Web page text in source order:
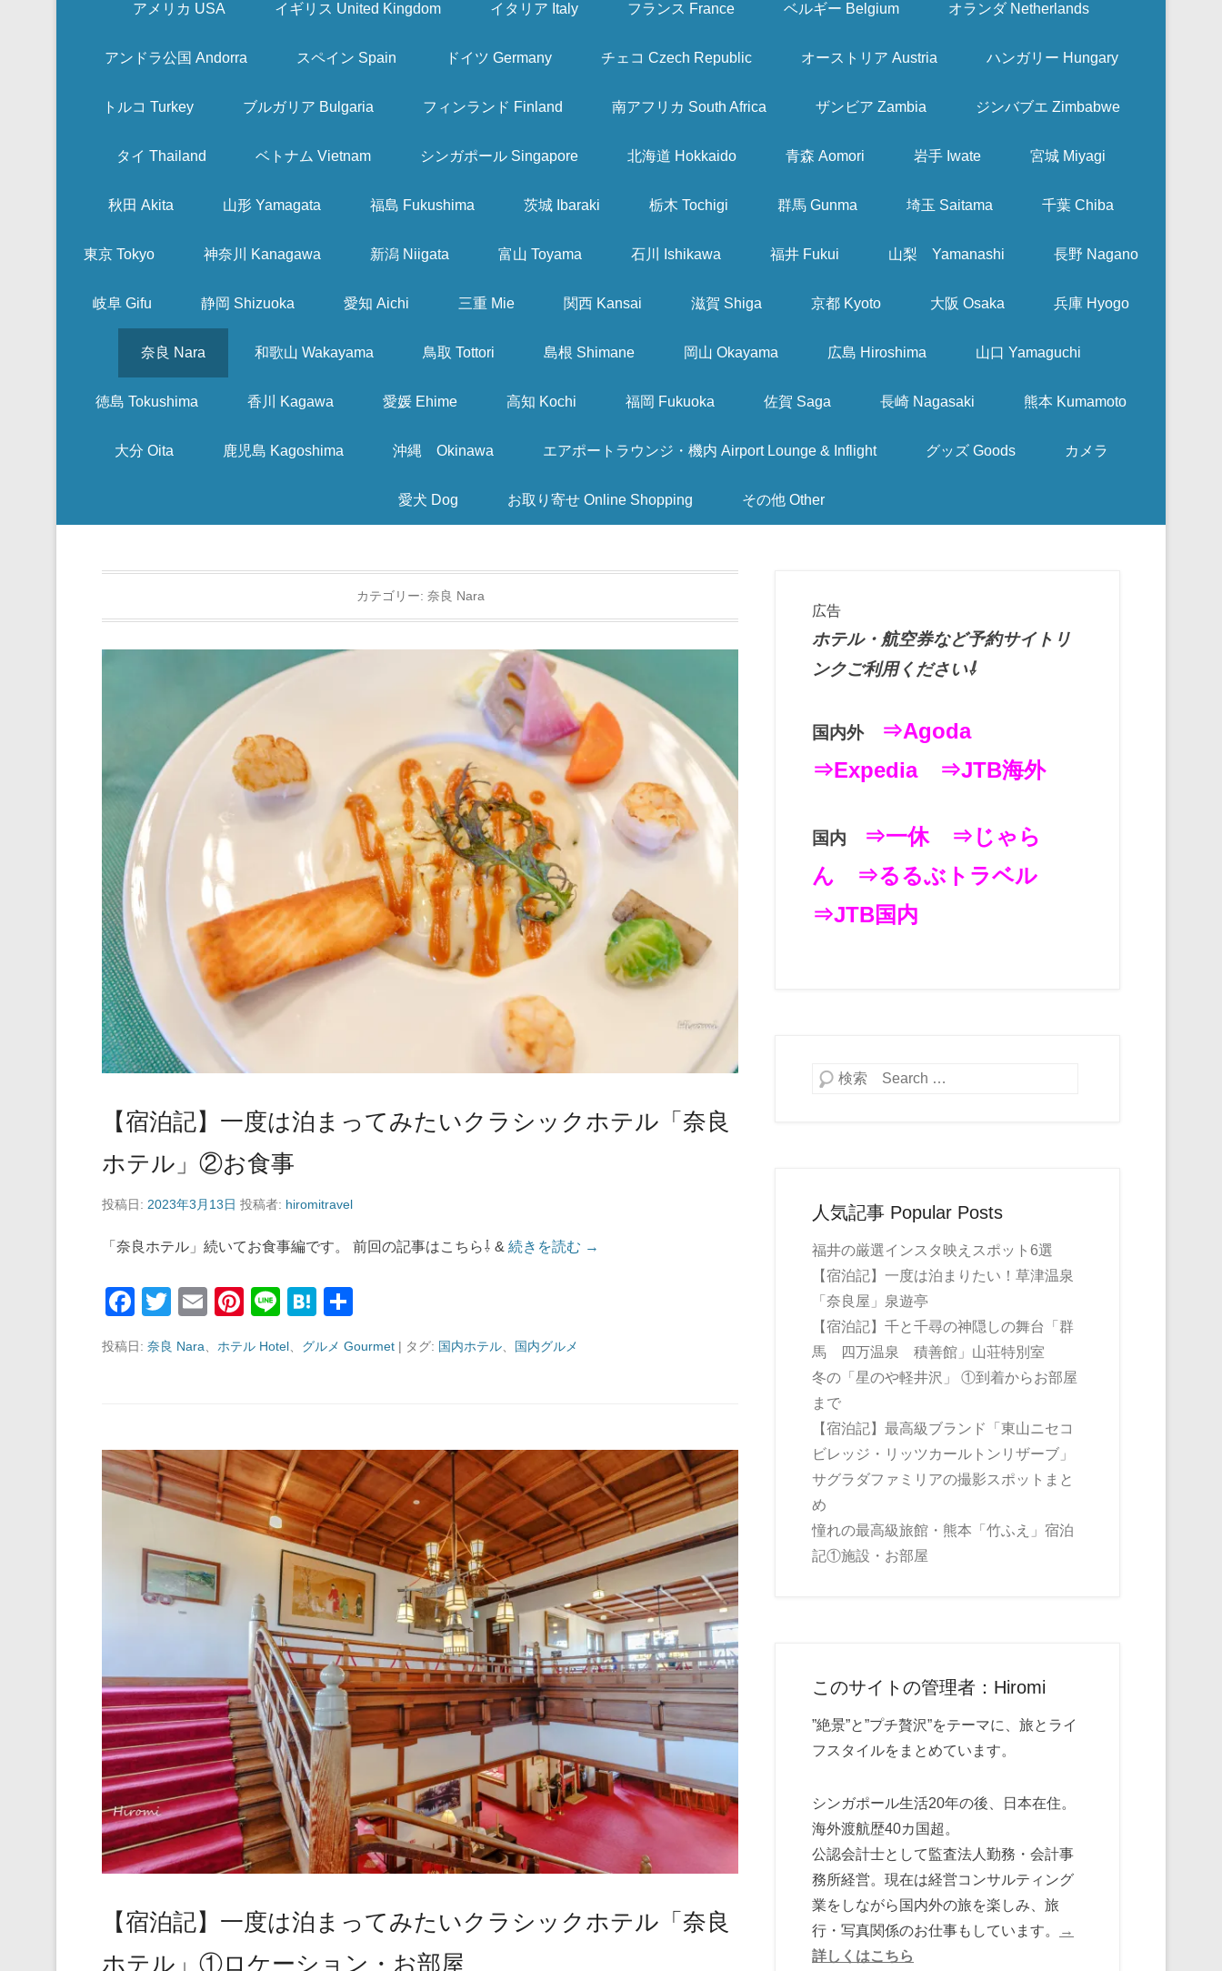
アメリカ USA イギリス United Kingdom イタリア Italy フランス France ベルギー Belgium オランダ Netherlands
アンドラ公国 Andorra スペイン Spain ドイツ Germany チェコ Czech Republic オーストリア Austria ハンガリー Hungary
トルコ Turkey ブルガリア Bulgaria フィンランド Finland 南アフリカ South Africa ザンビア Zambia ジンバブエ Zimbabwe
タイ Thailand ベトナム Vietnam シンガポール Singapore 北海道 Hokkaido 青森 Aomori 岩手 Iwate 宮城 Miyagi
秋田 Akita 山形 Yamagata 福島 Fukushima 茨城 Ibaraki 栃木 Tochigi 群馬 Gunma 埼玉 Saitama 千葉 Chiba
東京 Tokyo 神奈川 Kanagawa 新潟 Niigata 富山 Toyama 石川 Ishikawa 福井 Fukui 山梨 Yamanashi 長野 Nagano
岐阜 Gifu 静岡 Shizuoka 愛知 Aichi 三重 Mie 関西 Kansai 滋賀 Shiga 京都 Kyoto 大阪 Osaka 兵庫 Hyogo
奈良 Nara 和歌山 Wakayama 鳥取 Tottori 島根 Shimane 岡山 Okayama 広島 Hiroshima 山口 Yamaguchi
徳島 Tokushima 香川 Kagawa 愛媛 Ehime 高知 Kochi 福岡 Fukuoka 佐賀 Saga 長崎 Nagasaki 熊本 Kumamoto
大分 Oita 鹿児島 Kagoshima 沖縄 Okinawa エアポートラウンジ・機内 Airport Lounge & Inflight グッズ Goods カメラ
愛犬 Dog お取り寄せ Online Shopping その他 Other
カテゴリー: 奈良 Nara
【宿泊記】一度は泊まってみたいクラシックホテル「奈良
ホテル」②お食事
投稿日: 2023年3月13日 投稿者: hiromitravel
「奈良ホテル」続いてお食事編です。 前回の記事はこちら⇩ & 続きを読む →
F
c
o
o
k
T
tt
E
ail
Pi
er
Li
e
H
e
投稿日: 奈良 Nara ホテル Hotel グルメ Gourmet | タグ: 国内ホテル 国内グルメ
【宿泊記】一度は泊まってみたいクラシックホテル「奈良
ホテル」①ロケーション・お部屋
広告
ホテル・航空券など予約サイトリ
ンクご利用ください⇩
国内外
⇒Agoda
⇒Expedia
⇒JTB海外
国内 ⇒一休
⇒じゃら
ん
⇒るるぶトラベル
⇒JTB国内
検索
人気記事 Popular Posts
福井の厳選インスタ映えスポット6選
【宿泊記】一度は泊まりたい！草津温泉
「奈良屋」泉遊亭
【宿泊記】千と千尋の神隠しの舞台「群
馬 四万温泉 積善館」山荘特別室
冬の「星のや軽井沢」 ①到着からお部屋
まで
【宿泊記】最高級ブランド「東山ニセコ
ビレッジ・リッツカールトンリザーブ」
サグラダファミリアの撮影スポットまと
め
憧れの最高級旅館・熊本「竹ふえ」宿泊
記①施設・お部屋
このサイトの管理者：Hiromi
”絶景”と”プチ贅沢”をテーマに、旅とライ
フスタイルをまとめています。
シンガポール生活20年の後、日本在住。
海外渡航歴40カ国超。
公認会計士として監査法人勤務・会計事
務所経営。現在は経営コンサルティング
業をしながら国内外の旅を楽しみ、旅
行・写真関係のお仕事もしています。
→
詳しくはこちら